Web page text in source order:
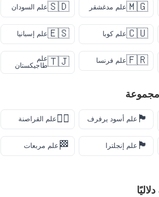
🇲🇬علم مدغشقر 🇸🇩علم السودان
🇨🇺علم كوبا 🇪🇸علم إسبانيا
🇫🇷علم فرنسا 🇹🇯علم
طاجيكستان
مجموعة
🏴 علم أسود يرفرف 🏴‍☠️علم القراصنة
🏴󠁧󠁢󠁥󠁮󠁧󠁿 علم إنجلترا 🏁 علم مربعات